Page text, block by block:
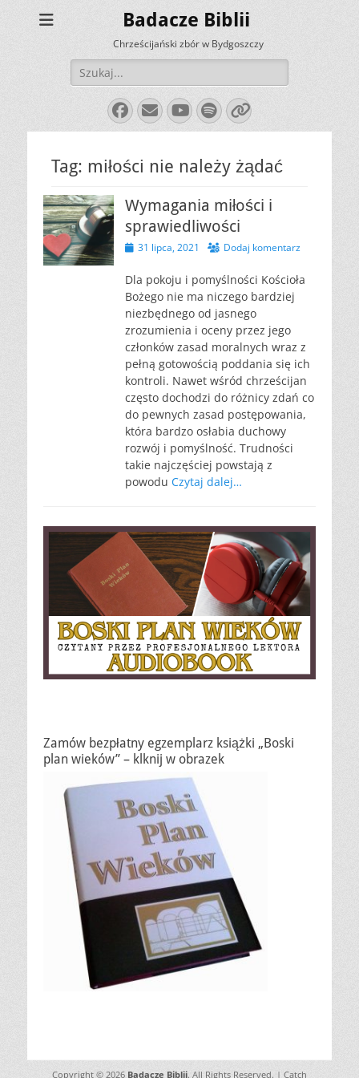
Badacze Biblii
Chrześcijański zbór w Bydgoszczy
Szukaj:
Facebook
E-
mail
YouTube
Spotify
Link
Tag: miłości nie należy żądać
Wymagania miłości i
sprawiedliwości
Opublikowano
31 lipca, 2021 Dodaj komentarz
Dla pokoju i pomyślności Kościoła
Bożego nie ma niczego bardziej
niezbędnego od jasnego
zrozumienia i oceny przez jego
członków zasad moralnych wraz z
pełną gotowością poddania się ich
kontroli. Nawet wśród chrześcijan
często dochodzi do różnicy zdań co
do pewnych zasad postępowania,
która bardzo osłabia duchowy
rozwój i pomyślność. Trudności
takie najczęściej powstają z
powodu Czytaj dalej…
Zamów bezpłatny egzemplarz książki „Boski
plan wieków” – klknij w obrazek
Copyright © 2026 Badacze Biblii. All Rights Reserved. | Catch